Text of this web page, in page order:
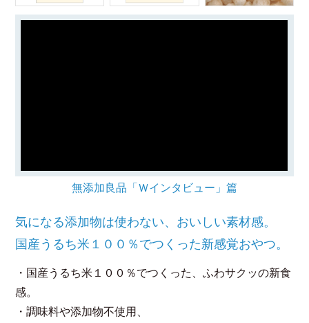
無添加良品「Ｗインタビュー」篇
気になる添加物は使わない、おいしい素材感。
国産うるち米１００％でつくった新感覚おやつ。
・国産うるち米１００％でつくった、ふわサクッの新食
感。
・調味料や添加物不使用、